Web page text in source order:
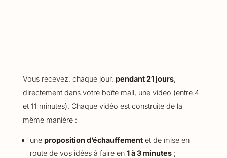
Vous recevez, chaque jour, pendant 21 jours,
directement dans votre boîte mail, une vidéo (entre 4
et 11 minutes). Chaque vidéo est construite de la
même manière :
une proposition d’échauffement et de mise en
route de vos idées à faire en1 à 3 minutes ;